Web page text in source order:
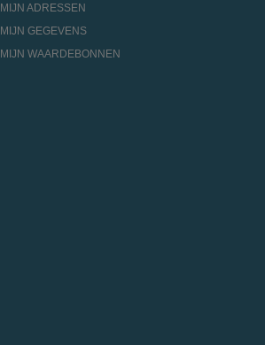
MIJN ADRESSEN
MIJN GEGEVENS
MIJN WAARDEBONNEN